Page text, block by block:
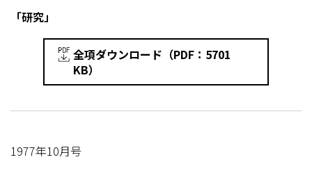
「研究」
全項ダウンロード（PDF：5701
KB）
1977年10月号